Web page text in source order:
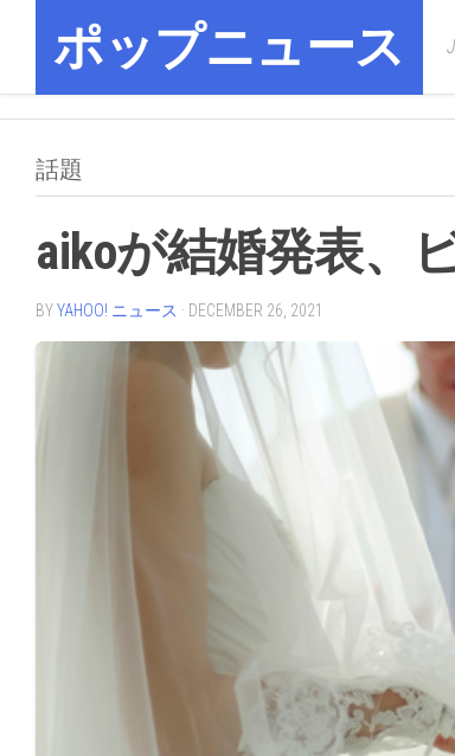
contentポップニュース
話題
aikoが結婚発表、
BYYAHOO! ニュース · DECEMBER 26, 2021